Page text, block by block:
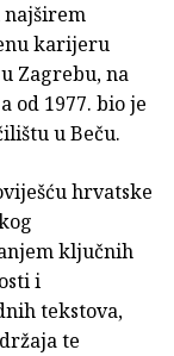
najširem
karijeru
Zagrebu, na
od 1977. bio je
u Beču.
hrvatske
ključnih
i
tekstova,
te